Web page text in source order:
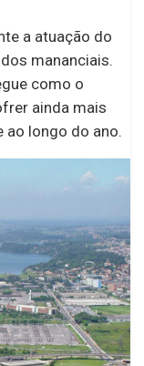
a atuação do
mananciais.
como o
ainda mais
longo do ano.